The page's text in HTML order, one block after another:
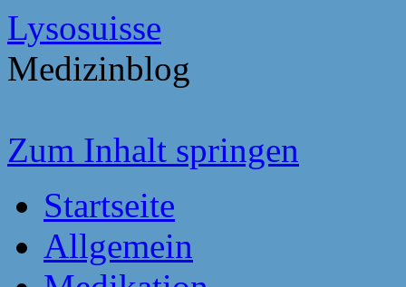
Lysosuisse
Medizinblog
Zum Inhalt springen
Startseite
Allgemein